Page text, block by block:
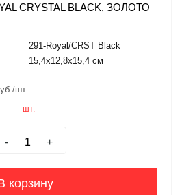
CRYSTAL BLACK, ЗОЛОТО
291-Royal/CRST Black
15,4x12,8x15,4 см
шт.
шт.
- +
корзину